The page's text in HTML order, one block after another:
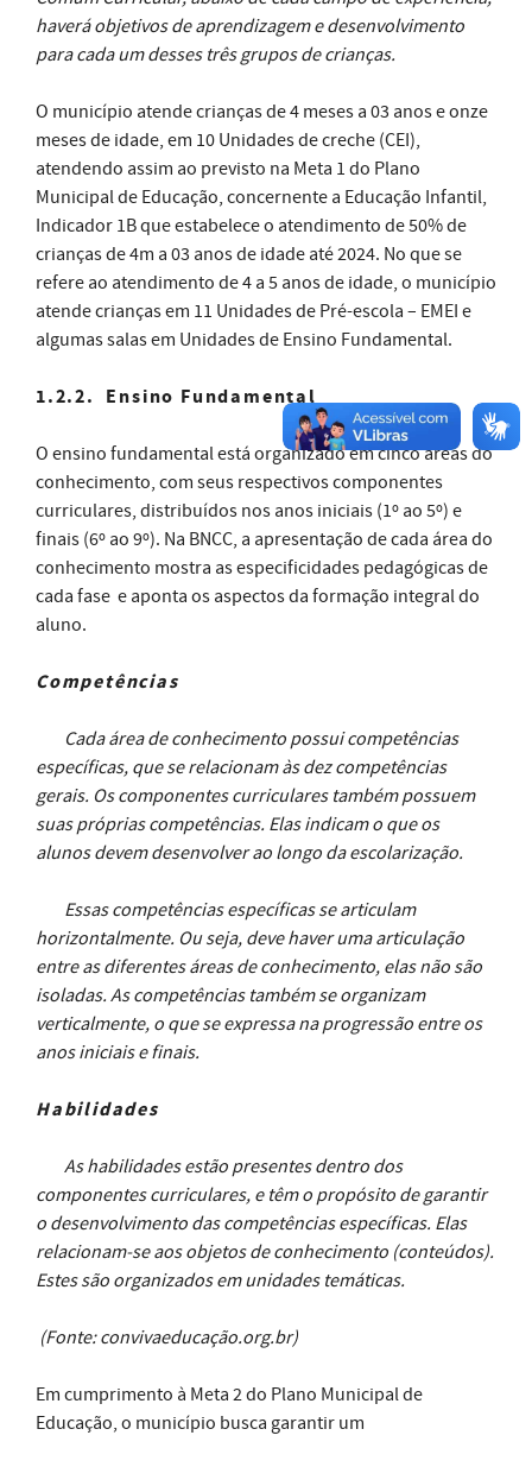
haverá objetivos de aprendizagem e desenvolvimento
para cada um desses três grupos de crianças.
O município atende crianças de 4 meses a 03 anos e onze
meses de idade, em 10 Unidades de creche (CEI),
atendendo assim ao previsto na Meta 1 do Plano
Municipal de Educação, concernente a Educação Infantil,
Indicador 1B que estabelece o atendimento de 50% de
crianças de 4m a 03 anos de idade até 2024. No que se
refere ao atendimento de 4 a 5 anos de idade, o município
atende crianças em 11 Unidades de Pré-escola – EMEI e
algumas salas em Unidades de Ensino Fundamental.
1.2.2. Ensino Fundamental
O ensino fundamental está organizado em cinco áreas do
conhecimento, com seus respectivos componentes
curriculares, distribuídos nos anos iniciais (1º ao 5º) e
finais (6º ao 9º). Na BNCC, a apresentação de cada área do
conhecimento mostra as especificidades pedagógicas de
cada fase e aponta os aspectos da formação integral do
aluno.
Competências
Cada área de conhecimento possui competências
específicas, que se relacionam às dez competências
gerais. Os componentes curriculares também possuem
suas próprias competências. Elas indicam o que os
alunos devem desenvolver ao longo da escolarização.
Essas competências específicas se articulam
horizontalmente. Ou seja, deve haver uma articulação
entre as diferentes áreas de conhecimento, elas não são
isoladas. As competências também se organizam
verticalmente, o que se expressa na progressão entre os
anos iniciais e finais.
Habilidades
As habilidades estão presentes dentro dos
componentes curriculares, e têm o propósito de garantir
o desenvolvimento das competências específicas. Elas
relacionam-se aos objetos de conhecimento (conteúdos).
Estes são organizados em unidades temáticas.
(Fonte: convivaeducação.org.br)
Em cumprimento à Meta 2 do Plano Municipal de
Educação, o município busca garantir um